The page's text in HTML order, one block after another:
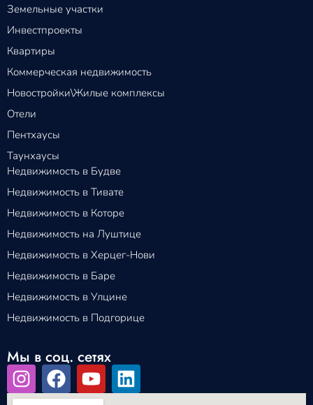
Земельные участки
Инвестпроекты
Квартиры
Коммерческая недвижимость
Новостройки\Жилые комплексы
Отели
Пентхаусы
Таунхаусы
Недвижимость в Будве
Недвижимость в Тивате
Недвижимость в Которе
Недвижимость на Луштице
Недвижимость в Херцег-Нови
Недвижимость в Баре
Недвижимость в Улцине
Недвижимость в Подгорице
Мы в соц. сетях